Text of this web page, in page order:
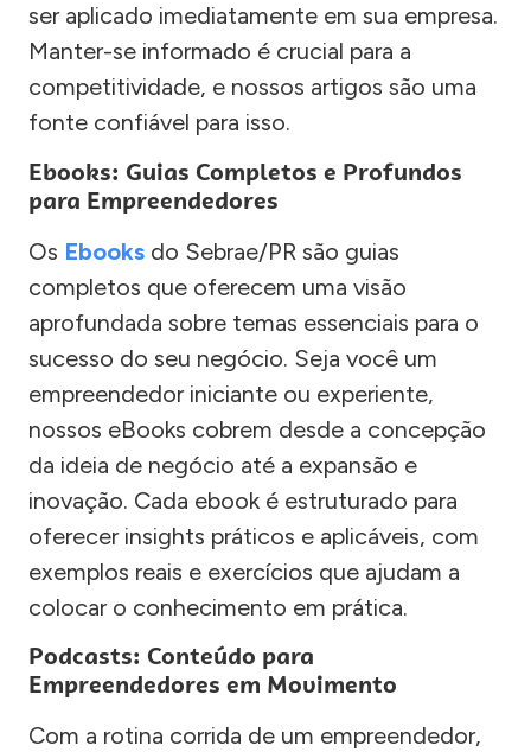
ser aplicado imediatamente em sua empresa.
Manter-se informado é crucial para a
competitividade, e nossos artigos são uma
fonte confiável para isso.
Ebooks: Guias Completos e Profundos
para Empreendedores
Os Ebooks do Sebrae/PR são guias
completos que oferecem uma visão
aprofundada sobre temas essenciais para o
sucesso do seu negócio. Seja você um
empreendedor iniciante ou experiente,
nossos eBooks cobrem desde a concepção
da ideia de negócio até a expansão e
inovação. Cada ebook é estruturado para
oferecer insights práticos e aplicáveis, com
exemplos reais e exercícios que ajudam a
colocar o conhecimento em prática.
Podcasts: Conteúdo para
Empreendedores em Movimento
Com a rotina corrida de um empreendedor,